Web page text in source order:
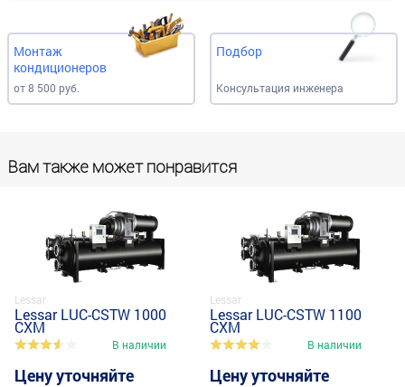
Монтаж
кондиционеров
от 8 500 руб.
Подбор
Консультация инженера
Вам также может понравится
Lessar
Lessar LUC-CSTW 1000
CXM
В наличии
Цену уточняйте
Lessar
Lessar LUC-CSTW 1100
CXM
В наличии
Цену уточняйте